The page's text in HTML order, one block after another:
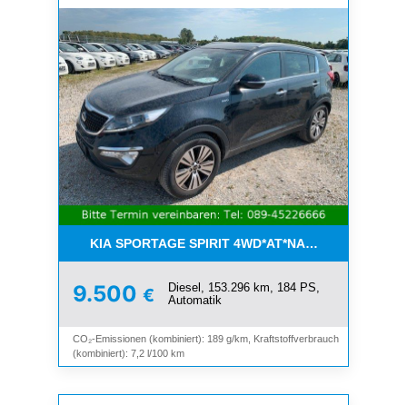
KIA SPORTAGE SPIRIT 4WD*AT*NAVI*8-
9.500 €
Diesel, 153.296 km, 184 PS,
Automatik
CO₂-Emissionen (kombiniert): 189 g/km, Kraftstoffverbrauch
(kombiniert): 7,2 l/100 km